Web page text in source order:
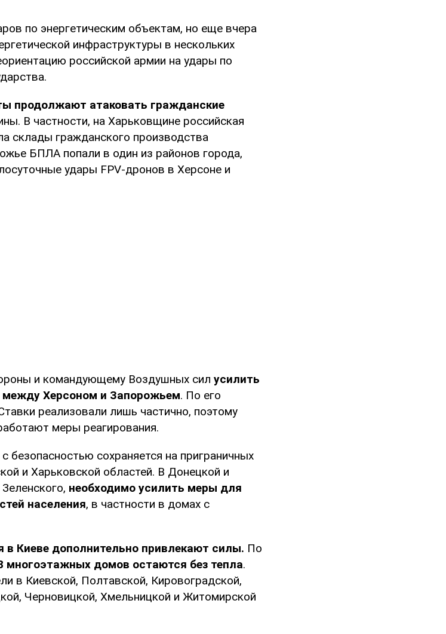
по энергетическим объектам, но еще вчера
инфраструктуры в нескольких
российской армии на удары по
продолжают атаковать гражданские
В частности, на Харьковщине российская
склады гражданского производства
БПЛА попали в один из районов города,
удары FPV-дронов в Херсоне и
и командующему Воздушных сил усилить
Херсоном и Запорожьем. По его
реализовали лишь частично, поэтому
меры реагирования.
безопасностью сохраняется на приграничных
и Харьковской областей. В Донецкой и
необходимо усилить меры для
населения, в частности в домах с
в Киеве дополнительно привлекают силы. По
многоэтажных домов остаются без тепла.
в Киевской, Полтавской, Кировоградской,
Черновицкой, Хмельницкой и Житомирской